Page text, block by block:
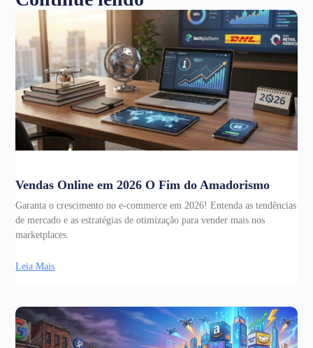
Vendas Online em 2026 O Fim do Amadorismo
Garanta o crescimento no e-commerce em 2026! Entenda as tendências
de mercado e as estratégias de otimização para vender mais nos
marketplaces.
Leia Mais